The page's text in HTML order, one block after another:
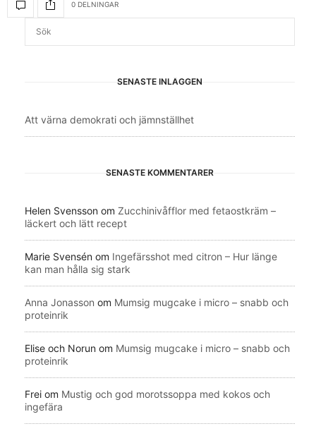
0 DELNINGAR
SENASTE INLÄGGEN
Att värna demokrati och jämnställhet
SENASTE KOMMENTARER
Helen Svensson om Zucchinivåfflor med fetaostkräm –
läckert och lätt recept
Marie Svensén om Ingefärsshot med citron – Hur länge
kan man hålla sig stark
Anna Jonasson om Mumsig mugcake i micro – snabb och
proteinrik
Elise och Norun om Mumsig mugcake i micro – snabb och
proteinrik
Frei om Mustig och god morotssoppa med kokos och
ingefära